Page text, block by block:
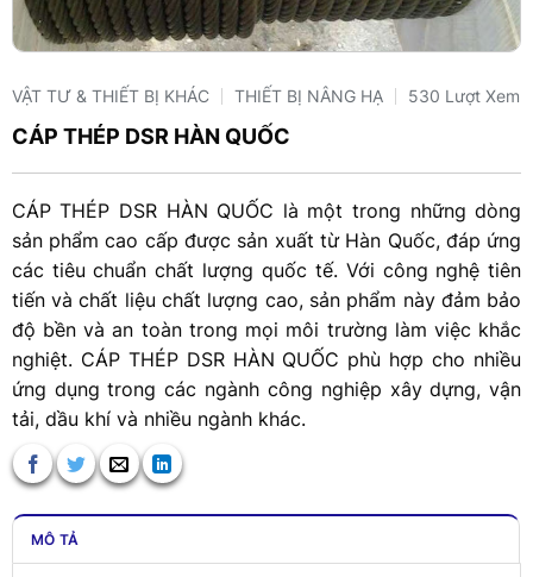
VẬT TƯ & THIẾT BỊ KHÁC THIẾT BỊ NÂNG HẠ 530 Lượt Xem
CÁP THÉP DSR HÀN QUỐC
CÁP THÉP DSR HÀN QUỐC là một trong những dòng
sản phẩm cao cấp được sản xuất từ Hàn Quốc, đáp ứng
các tiêu chuẩn chất lượng quốc tế. Với công nghệ tiên
tiến và chất liệu chất lượng cao, sản phẩm này đảm bảo
độ bền và an toàn trong mọi môi trường làm việc khắc
nghiệt. CÁP THÉP DSR HÀN QUỐC phù hợp cho nhiều
ứng dụng trong các ngành công nghiệp xây dựng, vận
tải, dầu khí và nhiều ngành khác.
MÔ TẢ